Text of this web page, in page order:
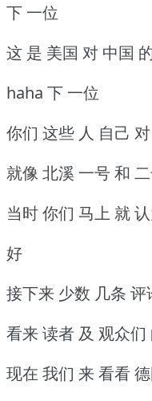
下 一位
这 是 美国 对 中国
haha 下 一位
你们 这些 人 自己
就像 北溪 一号 和
当时 你们 马上 就
好
接下来 少数 几条
看来 读者 及 观众
现在 我们 来 看看